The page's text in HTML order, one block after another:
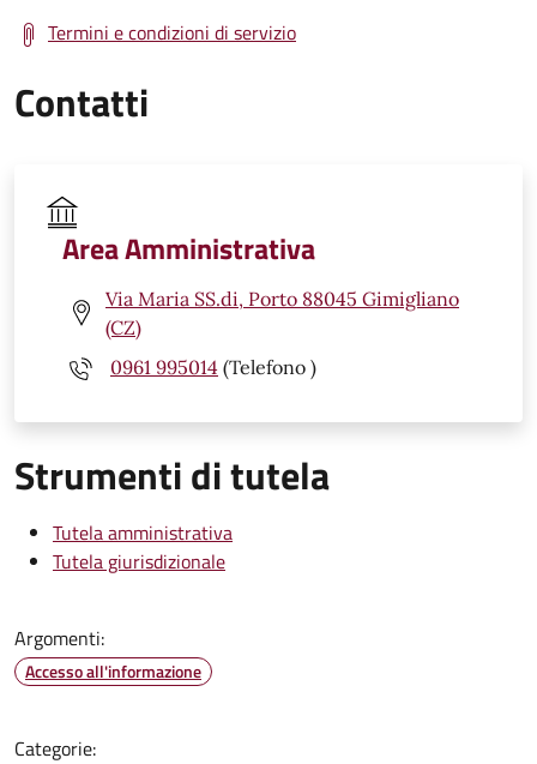
Termini e condizioni di servizio
Contatti
Area Amministrativa
Via Maria SS.di, Porto 88045 Gimigliano
(CZ)
0961 995014 (Telefono )
Strumenti di tutela
Tutela amministrativa
Tutela giurisdizionale
Argomenti:
Accesso all'informazione
Categorie: